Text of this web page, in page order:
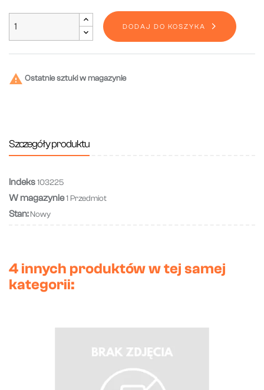
DODAJ DO KOSZYKA
 Ostatnie sztuki w magazynie
Szczegóły produktu
Indeks103225
W magazynie1 Przedmiot
Stan: Nowy
4 innych produktów w tej samej
kategorii: